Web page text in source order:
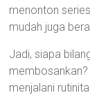
menonton
mudah juga
Jadi, siapa
menjalani